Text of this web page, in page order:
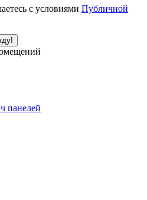
с условиями Публичной
панелей